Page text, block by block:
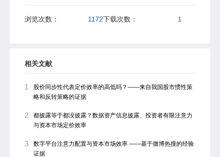
浏览次数： 1172下载次数： 1
相关文献
1
股价同步性代表定价效率的高低吗？——来自我国股市惯性策
略和反转策略的证据
2
都披露等于都没披露？数据资产信息披露、投资者有限注意力
与资本市场定价效率
3
数字平台注意力配置与资本市场效率 ——基于微博热搜的经验
证据